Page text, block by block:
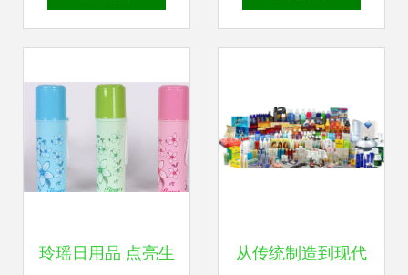
玲瑶日用品 点亮生 从传统制造到现代